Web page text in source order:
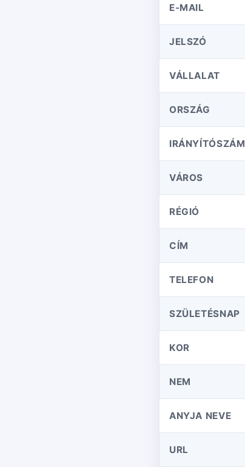
E-MAIL
JELSZÓ
VÁLLALAT
ORSZÁG
IRÁNYÍTÓSZÁM
VÁROS
RÉGIÓ
CÍM
TELEFON
SZÜLETÉSNAP
KOR
NEM
ANYJA NEVE
URL